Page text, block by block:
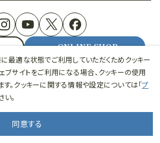
ONLINE SHOP
mukai Co.Ltd.
最適な状態でご利用していただくためクッキー
ブサイトをご利用になる場合、クッキーの使用
。クッキーに関する情報や設定については「プ
い。
同意する